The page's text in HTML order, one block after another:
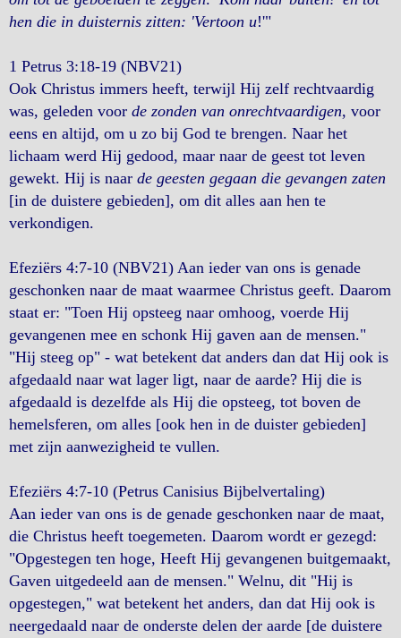
hen die in duisternis zitten: 'Vertoon u!'"
1 Petrus 3:18-19 (NBV21)
Ook Christus immers heeft, terwijl Hij zelf rechtvaardig
was, geleden voor de zonden van onrechtvaardigen, voor
eens en altijd, om u zo bij God te brengen. Naar het
lichaam werd Hij gedood, maar naar de geest tot leven
gewekt. Hij is naar de geesten gegaan die gevangen zaten
[in de duistere gebieden], om dit alles aan hen te
verkondigen.
Efeziërs 4:7-10 (NBV21) Aan ieder van ons is genade
geschonken naar de maat waarmee Christus geeft. Daarom
staat er: "Toen Hij opsteeg naar omhoog, voerde Hij
gevangenen mee en schonk Hij gaven aan de mensen."
"Hij steeg op" - wat betekent dat anders dan dat Hij ook is
afgedaald naar wat lager ligt, naar de aarde? Hij die is
afgedaald is dezelfde als Hij die opsteeg, tot boven de
hemelsferen, om alles [ook hen in de duister gebieden]
met zijn aanwezigheid te vullen.
Efeziërs 4:7-10 (Petrus Canisius Bijbelvertaling)
Aan ieder van ons is de genade geschonken naar de maat,
die Christus heeft toegemeten. Daarom wordt er gezegd:
"Opgestegen ten hoge, Heeft Hij gevangenen buitgemaakt,
Gaven uitgedeeld aan de mensen." Welnu, dit "Hij is
opgestegen," wat betekent het anders, dan dat Hij ook is
neergedaald naar de onderste delen der aarde [de duistere